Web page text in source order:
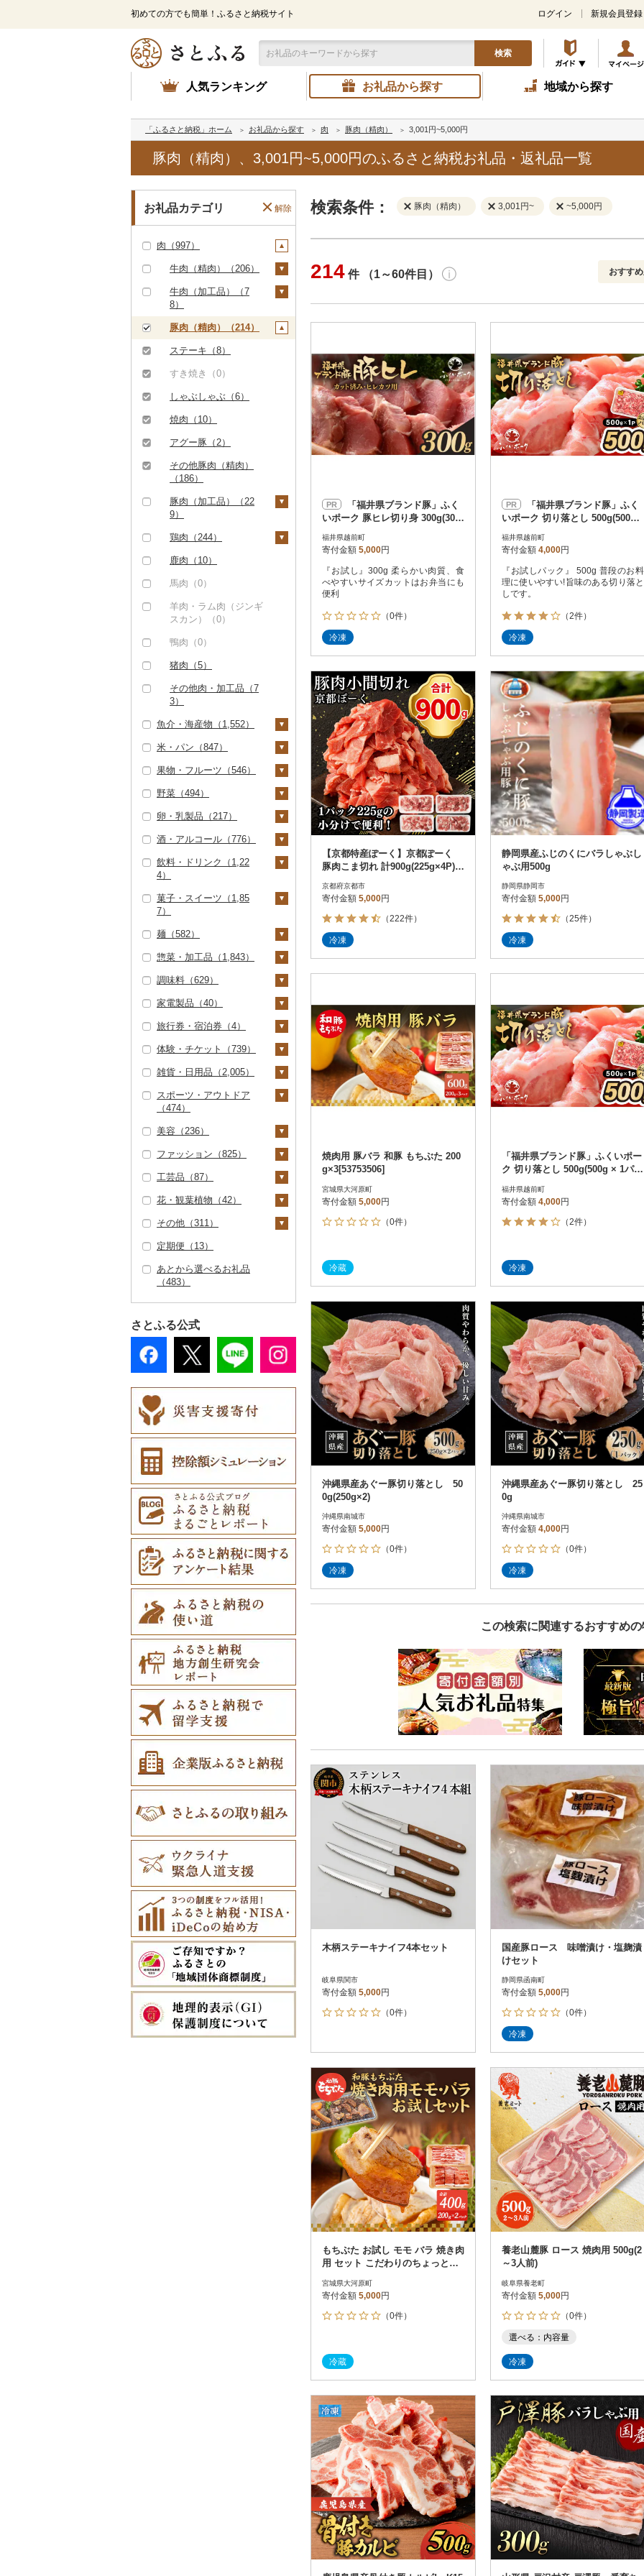
初めての方でも簡単！ふるさと納税サイト ログイン 新規会員登録
検索
人気ランキング お礼品から探す 地域から探す
「ふるさと納税」ホーム お礼品から探す 肉 豚肉（精肉） 3,001円~5,000円
豚肉（精肉）、3,001円~5,000円のふるさと納税お礼品・返礼品一覧
お礼品カテゴリ 解除
肉（997）
牛肉（精肉）（206）
ステーキ（4）
すき焼き（6）
しゃぶしゃぶ（5）
仙台牛（0）
米沢牛（0）
山形牛（0）
常陸牛（0）
上州牛（0）
飛騨牛（2）
近江牛（33）
神戸牛・神戸ビーフ
（1）
但馬牛（0）
土佐あかうし（0）
佐賀牛（5）
長崎和牛（0）
あか牛（0）
宮崎牛（0）
その他牛肉（精肉）
（108）
牛肉（加工品）（7
8）
ハンバーグ（35）
もつ鍋（10）
ローストビーフ（0）
ビーフジャーキー
（29）
豚肉（精肉）（214）
ステーキ（8）
すき焼き（0）
しゃぶしゃぶ（6）
焼肉（10）
アグー豚（2）
その他豚肉（精肉）
（186）
豚肉（加工品）（22
9）
ハンバーグ（6）
もつ鍋（2）
ハム（4）
ソーセージ・ウインナ
ー（47）
ベーコン・サラミ
（163）
鶏肉（244）
鶏肉（精肉）（175）
ハム・ソーセージ
唐揚げ（23）
中津からあげ（0）
水炊き（4）
地鶏（4）
鹿肉（10）
馬肉（0）
羊肉・ラム肉（ジンギ
スカン）（0）
鴨肉（0）
猪肉（5）
その他肉・加工品（7
3）
魚介・海産物（1,552）
カニ（7）
ズワイガニ（3）
タラバガニ（0）
毛ガニ（0）
かにしゃぶ（0）
その他カニ（4）
エビ（9）
甘エビ（5）
ボタンエビ（0）
伊勢海老（0）
その他エビ（3）
いくら（3）
うに（1）
明太子・たらこ（15
たらこ（11）
数の子（4）
貝（81）
8）
鮑（アワビ）（1）
牡蠣（カキ）（4）
あさり（0）
しじみ（4）
サザエ（0）
はまぐり（0）
その他貝（5）
くじら（0）
サバ（5）
さんま（2）
鯛（3）
のどぐろ（0）
ふぐ（1）
ブリ（4）
ほっけ（2）
その他鮮魚（22）
32）
（811）
しらす・ちりめん（1
かまぼこ・練り製品
（631）
米・パン（847）
米（614）
精米（426）
無洗米（76）
玄米（52）
金芽米（0）
コシヒカリ（148）
はえぬき（31）
さがびより（1）
あきたこまち（20）
ひとめぼれ（7）
ミルキークィーン（8
その他米（64）
雑穀（14）
餅（74）
その他穀物加工品（7
果物・フルーツ（546）
ぶどう・マスカット
メロン（0）
（0）
7）
せとか（14）
6）
（22）
野菜（494）
いも（107）
じゃがいも（18）
さつまいも（77）
トマト（40）
フルーツトマト（9）
玉ねぎ（87）
根菜（47）
人参（8）
大根（3）
自然薯（3）
レンコン（2）
にんにく・生姜（2
アスパラガス（3）
豆（43）
きのこ（55）
しいたけ（29）
松茸（0）
その他きのこ（30）
その他野菜（118）
山菜（5）
かぼちゃ（3）
茄子（14）
レタス（3）
その他野菜（93）
卵・乳製品（217）
卵（116）
チーズ（57）
バター（6）
その他乳製品（4）
酒・アルコール（776）
ビール・発泡酒（15
ビール（0）
ール（26）
日本酒（425）
リングワイン（0）
その他ワイン（2）
5）
甘酒（26）
ノンアルコール（3）
飲料・ドリンク（1,22
4）
水・ミネラルウォータ
コーヒー・コーヒー豆
（236）
静岡茶（17）
足柄茶（0）
知覧茶（0）
ンジジュース）（5）
その他果汁飲料（2
（32）
（62）
野菜ジュース（6）
炭酸飲料（23）
（31）
菓子・スイーツ（1,85
7）
ケーキ（146）
クッキー（113）
焼き菓子（332）
プリン（11）
ゼリー（611）
チョコレート（20）
カステラ（33）
アイス・ジェラート
（93）
その他洋菓子（293）
煎餅・おかき（73）
羊羹（15）
饅頭（36）
大福（7）
その他和菓子（382）
麺（582）
ラーメン（116）
うどん（111）
そば（120）
パスタ（58）
ひやむぎ（5）
そうめん（134）
その他麺（85）
惣菜・加工品（1,843）
惣菜（749）
餃子（163）
シュウマイ（116）
コロッケ（62）
その他惣菜（448）
カレー・シチュー（8
その他鍋（9）
スープ（79）
豆腐・納豆（38）
豆腐（28）
納豆（9）
漬物（155）
梅干（32）
キムチ（40）
その他漬物（80）
缶詰・瓶詰（240）
肉（60）
魚（49）
果物（9）
ジャム（75）
3）
乾物（106）
燻製（スモーク）（3
その他加工品（373）
調味料（629）
砂糖（23）
塩（49）
醤油（50）
味噌（106）
酢（23）
こしょう（3）
その他調味料（236）
家電製品（40）
季節・空調家電（2）
キッチン家電（0）
照明器具（1）
パソコン・周辺機器
（9）
TV・オーディオ・カ
旅行券・宿泊券（4）
旅行券（0）
宿泊券（4）
体験・チケット（739）
PayPay商品券（55
食事券（34）
温泉・サウナ・スパ利
ト券（1）
GDOふるさとゴルフ
プレークーポン（0）
その他のゴルフプレー
券（1）
花火大会チケット
（4）
カタログギフト（1）
（120）
雑貨・日用品（2,005）
家具・インテリア（5
6）
タンス（0）
机・テーブル（0）
椅子・チェア・ソファ
ア（50）
寝具（63）
布団（0）
枕（4）
毛布（11）
タオルケット（5）
その他寝具（43）
タオル（156）
泉州タオル（22）
その他タオル（131）
文房具・印鑑（116）
ボールペン（11）
ノート・ファイル（2
その他文房具（87）
食器（171）
グラス・カップ（6）
タンブラー（7）
箸（21）
ナイフ（17）
皿・椀（9）
弁当箱（56）
その他食器（68）
キッチン用品（165）
包丁（8）
フライパン（1）
土鍋（0）
その他キッチン用品
（150）
日用品（315）
洗剤（18）
（14）
ティッシュ（9）
その他日用品（266）
楽器・器材（2）
（52）
ご当地キャラクター
（61）
ベビー用品（111）
ペット用品（197）
防災グッズ（34）
その他雑貨（708）
スポーツ・アウトドア
（474）
ゴルフ（51）
ゴルフボール（4）
ゴルフクラブ（0）
ゴルフウェア（0）
その他ゴルフ（37）
釣り（2）
サイクリング（0）
アウトドア・キャンプ
5）
ウェア・ユニフォーム
（0）
2）
美容（236）
スキンケア（45）
化粧水・乳液・美容液
3）
シャンプー・リンス
（13）
入浴剤（64）
アロマ（27）
その他美容（63）
ファッション（825）
鞄・バッグ（61）
トートバッグ・ショル
ツケース（1）
その他鞄・バッグ（3
8）
洋服（182）
女性・レディース（8
子供・ベビー（38）
その他洋服（27）
和服（0）
靴・履物（353）
靴・シューズ（288）
（39）
その他靴・履物（29
アクセサリー（29）
ス（3）
ピアス・イヤリング
真珠・パール（0）
その他アクセサリー
7）
財布（14）
ショール・ストール
（1）
ネクタイ・ベルト（1
9）
工芸品（87）
織物（4）
本場奄美大島紬（0）
その他織物（4）
陶器・漆器（6）
信楽焼（0）
唐津焼（0）
村上木彫堆朱（0）
その他陶器・漆器
（6）
その他装飾品・工芸品
数珠（0）
工芸品（57）
播州そろばん（0）
美濃和紙（2）
民芸品（5）
花・観葉植物（42）
観葉植物・苗木（1
胡蝶蘭（0）
造花・プリザーブドフ
ラワー（9）
その他花（6）
盆栽・その他（22）
その他（311）
地域サービス（169）
その他（156）
定期便（13）
あとから選べるお礼品
（483）
さとふる公式
検索条件： 豚肉（精肉） 3,001円~ ~5,000円
決済方法 解除
PayPay
クレジットカード決済
Amazon Pay
楽天ペイ
メルペイ
d払い
金融機関(Pay-easy決済)
解除
発送種別 解除
通常
冷蔵便
冷凍便
結果を見る（214
214 件 （1～60件目） おすす
新着順
レビュー
寄付金額
寄付金額
PR
いポーク 豚ヒレ切り身 300g(300
g × 1パック)
福井県越前町
寄付金額 5,000円
『お試し』300g 柔らかい肉質、食
べやすいサイズカットはお弁当にも
便利
（0件）
冷凍
PR
いポーク 切り落とし 500g(500g
× 1パック)
福井県越前町
寄付金額 4,000円
『お試しパック』 500g 普段のお料
理に使いやすい!旨味のある切り落と
しです。
（2件）
冷凍
【京都特産ぽーく】京都ぽーく
豚肉こま切れ 計900g(225g×4P)|
京都府京都市
寄付金額 5,000円
（222件）
冷凍
静岡県産ふじのくにバラしゃぶし
ゃぶ用500g
静岡県静岡市
寄付金額 5,000円
（25件）
冷凍
焼肉用 豚バラ 和豚 もちぶた 200
g×3[53753506]
宮城県大河原町
寄付金額 5,000円
（0件）
冷蔵
「福井県ブランド豚」ふくいポー
ク 切り落とし 500g(500g × 1パッ
福井県越前町
寄付金額 4,000円
（2件）
冷凍
沖縄県産あぐー豚切り落とし 50
0g(250g×2)
沖縄県南城市
寄付金額 5,000円
（0件）
冷凍
沖縄県産あぐー豚切り落とし 25
0g
沖縄県南城市
寄付金額 4,000円
（0件）
冷凍
この検索に関連するおすすめ
木柄ステーキナイフ4本セット
岐阜県関市
寄付金額 5,000円
（0件）
国産豚ロース 味噌漬け・塩麹漬
けセット
静岡県函南町
寄付金額 5,000円
（0件）
冷凍
もちぶた お試し モモ バラ 焼き肉
用 セット こだわりのちょっと贅
宮城県大河原町
寄付金額 5,000円
（0件）
冷蔵
養老山麓豚 ロース 焼肉用 500g(2
～3人前)
岐阜県養老町
寄付金額 5,000円
（0件）
選べる：内容量
冷凍